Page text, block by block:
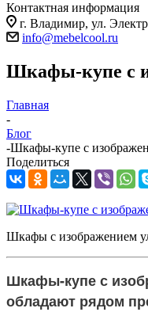
Контактная информация
г. Владимир, ул.
info@mebelcool.ru
Шкафы-купе с
Главная
-
Блог
-Шкафы-купе с
Поделиться
Шкафы с изображением
Шкафы-купе с
обладают рядом